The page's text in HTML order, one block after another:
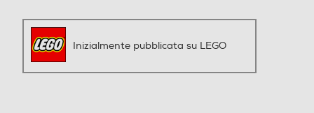
Inizialmente pubblicata su LEGO